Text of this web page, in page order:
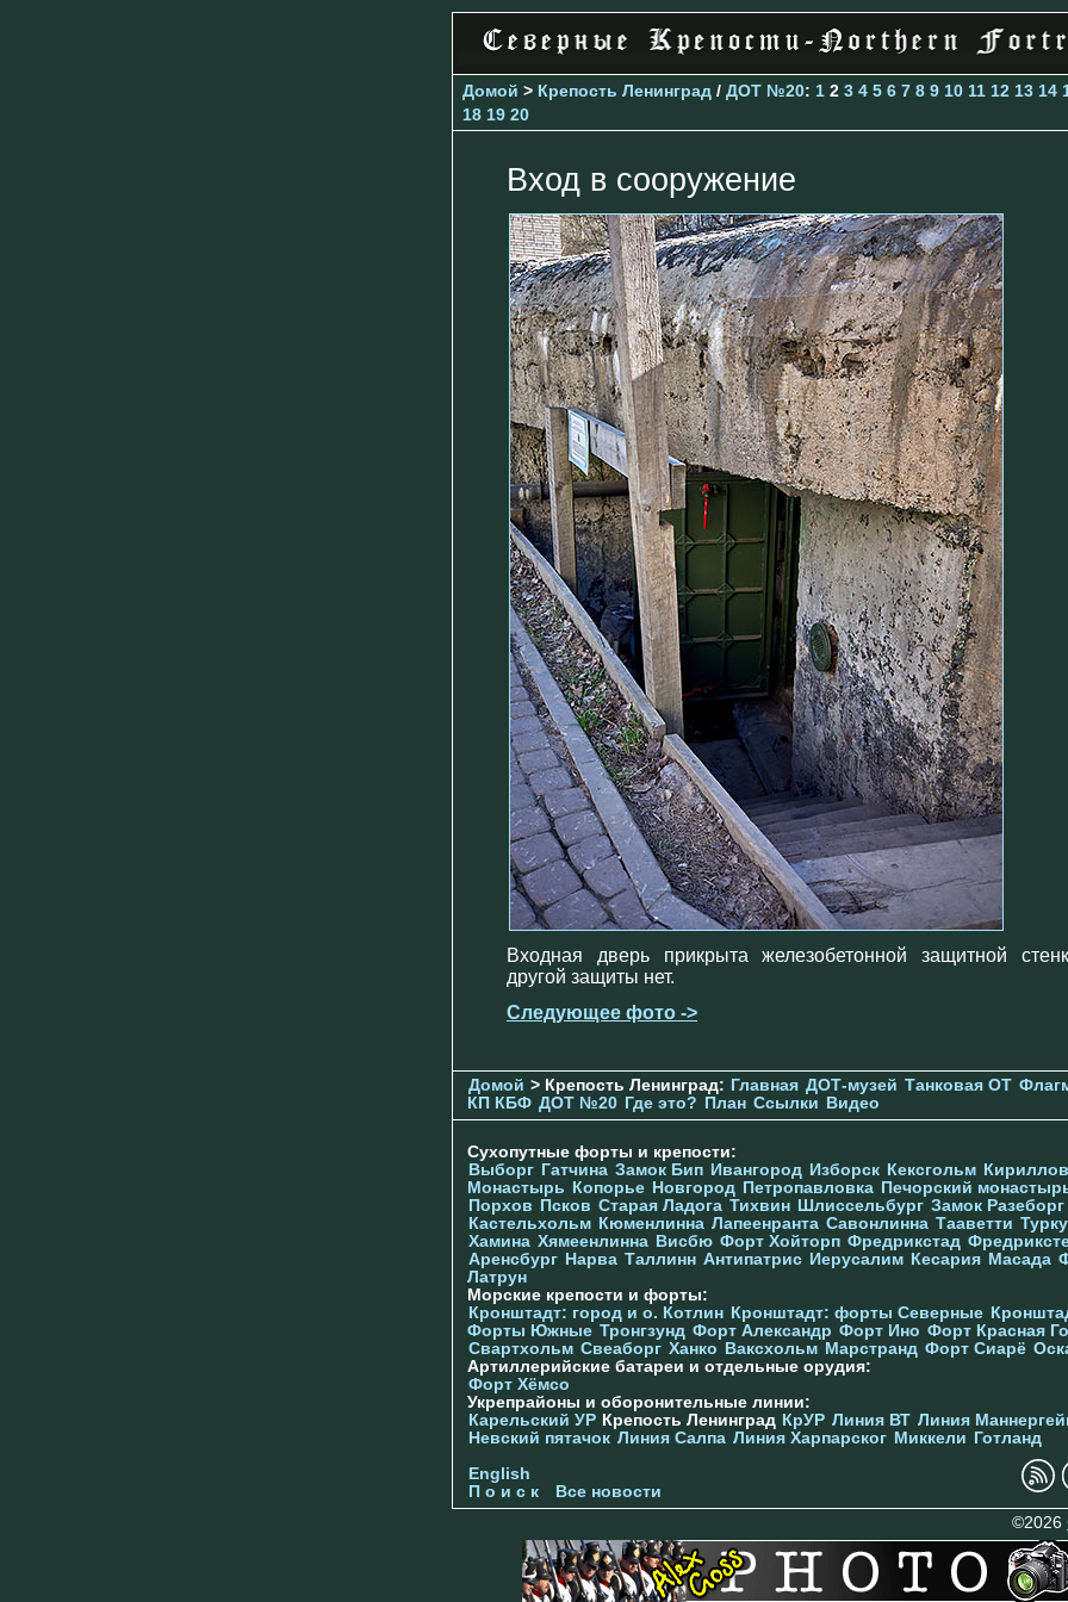
Домой > Крепость Ленинград / ДОТ №20: 1 2 3 4 5 6 7 8 9 10 11 12 13 14
18 19 20
Вход в сооружение
Входная дверь прикрыта железобетонной защитной
другой защиты нет.
Следующее фото ->
Домой > Крепость Ленинград: Главная ДОТ-музей Танковая ОТ
КП КБФ ДОТ №20 Где это? План Ссылки Видео
Сухопутные форты и крепости:
Выборг Гатчина Замок Бип Ивангород Изборск Кексгольм
Монастырь
Копорье Новгород Петропавловка Печорcкий
Порхов
Псков Старая Ладога Тихвин Шлиссельбург Замок Разеборг
Кастельхольм Кюменлинна Лапеенранта Савонлинна Тааветти Турку
Хамина Хямеенлинна Висбю Форт Хойторп Фредрикстад
Аренсбург Нарва Таллинн Антипатрис Иерусалим Кесария Масада
Латрун
Морские крепости и форты:
Кронштадт: город и о. Котлин Кронштадт: форты Северные
Форты Южные Тронгзунд Форт Александр Форт Ино Форт Красная
Свартхольм Свеаборг Ханко Ваксхольм Марстранд Форт Сиарё
Артиллерийские батареи и отдельные орудия:
Форт Хёмсо
Укрепрайоны и оборонительные линии:
Карельский УР Крепость Ленинград КрУР Линия ВТ Линия
Невский пятачок Линия Салпа Линия Харпарског Миккели
Готланд
English
П о и с к
Все новости
©2026